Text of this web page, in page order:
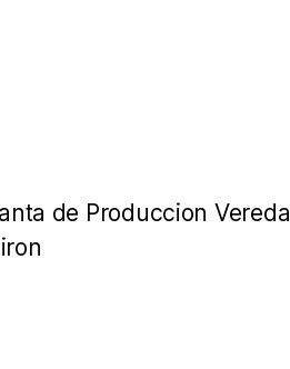
de Produccion Vereda